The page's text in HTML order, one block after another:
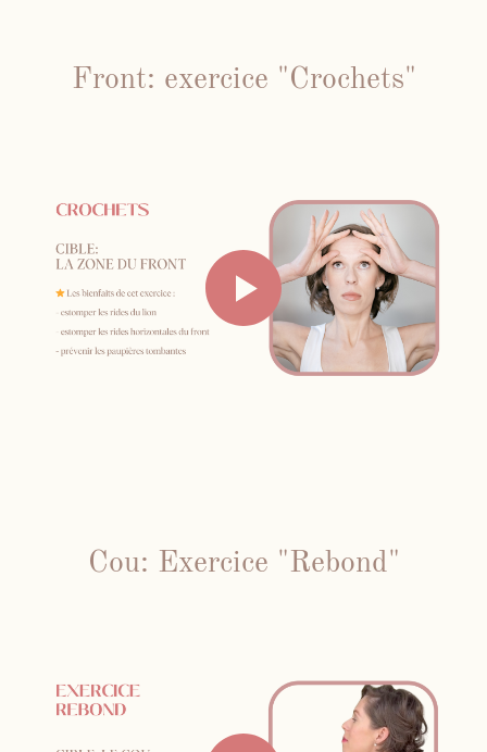
Front: exercice "Crochets"
Cou: Exercice "Rebond"